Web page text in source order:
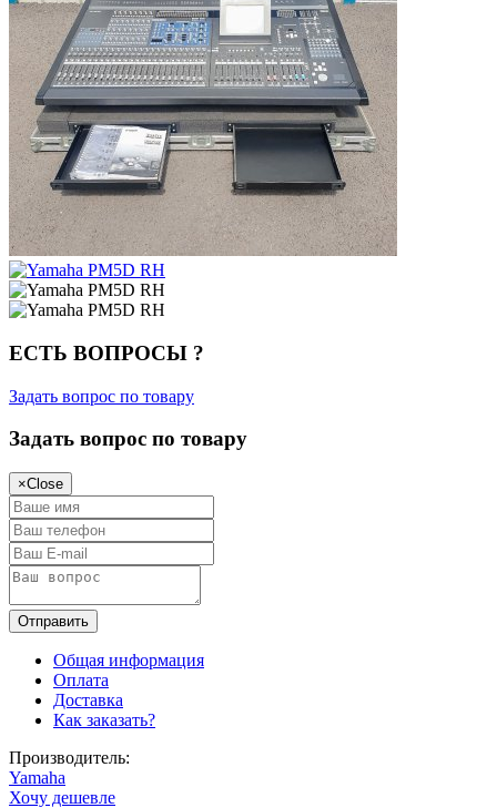
ЕСТЬ ВОПРОСЫ ?
Задать вопрос по товару
Задать вопрос по товару
×Close
Общая информация
Оплата
Доставка
Как заказать?
Производитель:
Yamaha
Хочу дешевле